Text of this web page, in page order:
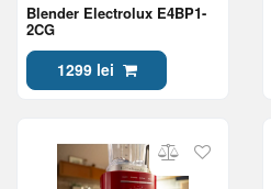
Blender Electrolux E4BP1-
2CG
1299 lei